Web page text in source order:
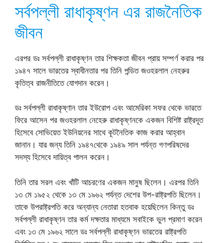
সর্বপল্লী রাধাকৃষ্ণন এর রাজনৈতিক
জীবন
এরপর ডঃ সর্বপল্লী রাধাকৃষ্ণন তার শিক্ষকতা জীবন প্রায় সম্পর্ণ করার পর
১৯৪৭ সালে ভারতের স্বাধীনতার পর তিনি পন্ডিত জওহরলাল নেহরুর
কৃতিত্ব রাজনীতিতে যোগদান করেন।
ডঃ সর্বপল্লী রাধাকৃষ্ণান তার ইউরোপ এবং আমেরিকা সফর থেকে ভারতে
ফিরে আসেন পর জওহরলাল নেহেরু রাধাকৃষ্ণনকে একজন বিশিষ্ট রাষ্ট্রদূত
হিসেবে সোভিয়েত ইউনিয়নের সাথে কূটনৈতিক কাজ করার আহ্বান
জানান। যার জন্য তিনি ১৯৪৭থেকে ১৯৪৯ সাল পর্যন্ত গণপরিষদের
সদস্য হিসেবে দায়িত্ব পালন করেন।
তিনি তার সরল এবং খাঁটি আচরণের একজন মানুষ ছিলেন। এরপর তিনি
১৩ মে ১৯৫২ থেকে ১৩ মে ১৯৬২ পর্যন্ত দেশের উপ-রাষ্ট্রপতি ছিলেন।
তাকে উপরাষ্ট্রপতি করে অন্যান্য নেতারা হতবাক হয়েছিলেন কিন্তু ডঃ
সর্বপল্লী রাধাকৃষ্ণন তার কর্ম দক্ষতার মাধ্যমে সবাইকে ভুল প্রমাণ করেন
এবং ১৩ মে ১৯৬২ সালে ডঃ সর্বপল্লী রাধাকৃষ্ণন ভারতের রাষ্ট্রপতি